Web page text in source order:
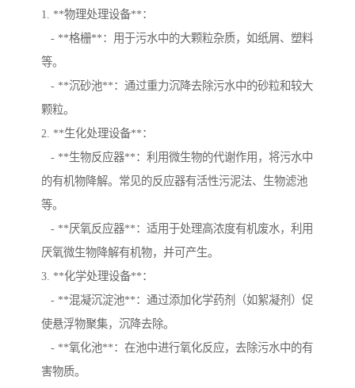
1. **物理处理设备**：
- **格栅**：用于污水中的大颗粒杂质，如纸屑、塑料
等。
- **沉砂池**：通过重力沉降去除污水中的砂粒和较大
颗粒。
2. **生化处理设备**：
- **生物反应器**：利用微生物的代谢作用，将污水中
的有机物降解。常见的反应器有活性污泥法、生物滤池
等。
- **厌氧反应器**：适用于处理高浓度有机废水，利用
厌氧微生物降解有机物，并可产生。
3. **化学处理设备**：
- **混凝沉淀池**：通过添加化学药剂（如絮凝剂）促
使悬浮物聚集，沉降去除。
- **氧化池**：在池中进行氧化反应，去除污水中的有
害物质。